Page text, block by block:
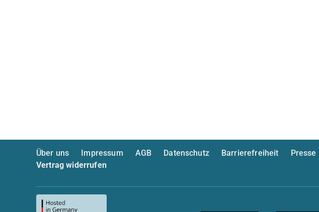
Über uns Impressum AGB Datenschutz Barrierefreiheit Presse
Vertrag widerrufen